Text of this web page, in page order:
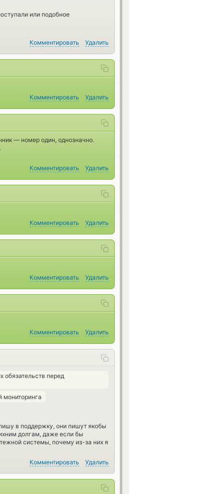
или подобное
Комментировать Удалить
Комментировать Удалить
— номер один, однозначно.
Комментировать Удалить
Комментировать Удалить
Комментировать Удалить
Комментировать Удалить
перед
мониторинга
в поддержку, они пишут якобы
долгам, даже если бы
системы, почему из-за них я
Комментировать Удалить